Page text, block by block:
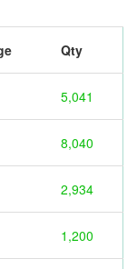
Qty
5,041
8,040
2,934
1,200